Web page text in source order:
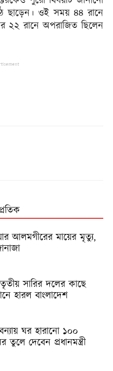
ছাড়েন। ওই সময় ৪৪ রানে
২২ রানে অপরাজিত ছিলেন
আলমগীরের মায়ের মৃত্যু,
তৃতীয় সারির দলের কাছে
হারল বাংলাদেশ
ঘর হারানো ১০০
তুলে দেবেন প্রধানমন্ত্রী